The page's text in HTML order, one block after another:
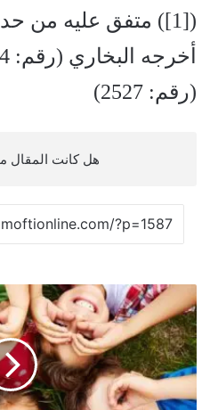
([1]) متفق عليه من
(رقم: 2527)
هل كانت المقال
م
ش
ا
ر
ك
ا